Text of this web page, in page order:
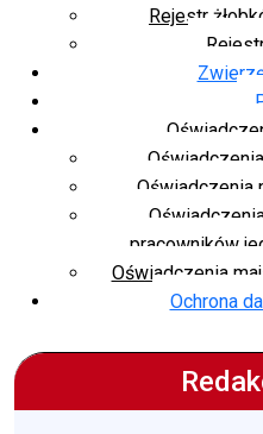
Rejestr
Oświadczenia
pracowników
Oświadczenia
Ochrona